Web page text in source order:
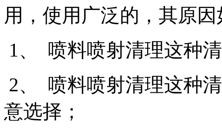
用，使用广泛的，其原因
1、 喷料喷射清理这种
2、 喷料喷射清理这种
意选择；